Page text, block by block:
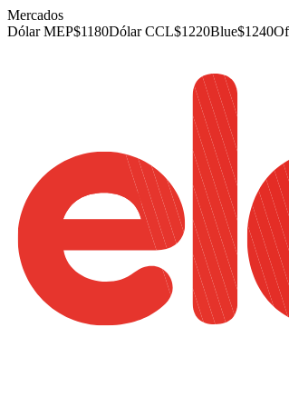
Mercados
Dólar MEP$1180Dólar CCL$1220Blue$1240